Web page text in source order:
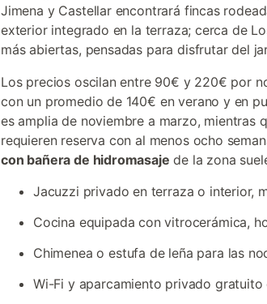
Jimena y Castellar encontrará fincas
exterior integrado en la terraza; cerca de
más abiertas, pensadas para disfrutar del
Los precios oscilan entre 90€ y 220€ por
con un promedio de 140€ en verano y en
es amplia de noviembre a marzo, mientras
requieren reserva con al menos ocho
con bañera de hidromasaje de la zona
Jacuzzi privado en terraza o interior,
Cocina equipada con vitrocerámica,
Chimenea o estufa de leña para las
Wi-Fi y aparcamiento privado